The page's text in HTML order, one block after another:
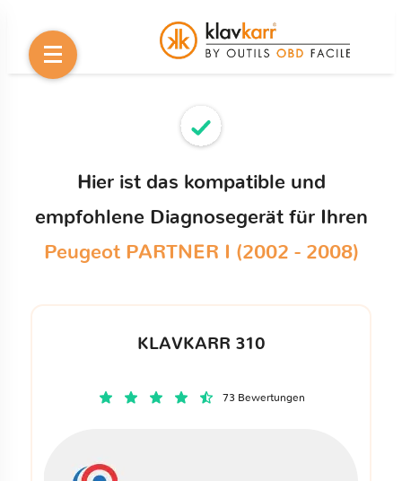
Hier ist das kompatible und
empfohlene Diagnosegerät für Ihren
Peugeot PARTNER I (2002 - 2008)
KLAVKARR 310
73 Bewertungen